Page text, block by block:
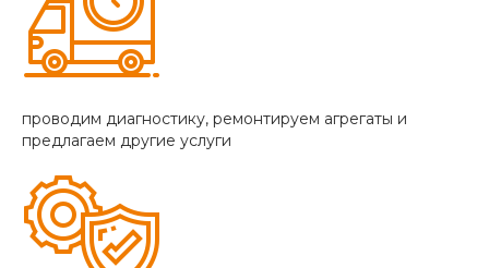
проводим диагностику, ремонтируем агрегаты и
предлагаем другие услуги